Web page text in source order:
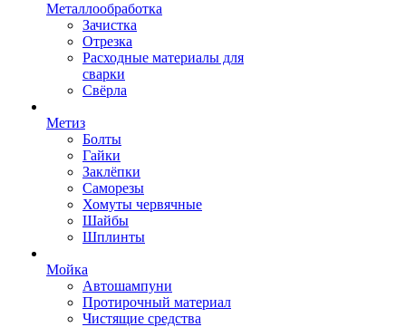
Металлообработка
Зачистка
Отрезка
Расходные материалы для
сварки
Свёрла
Метиз
Болты
Гайки
Заклёпки
Саморезы
Хомуты червячные
Шайбы
Шплинты
Мойка
Автошампуни
Протирочный материал
Чистящие средства